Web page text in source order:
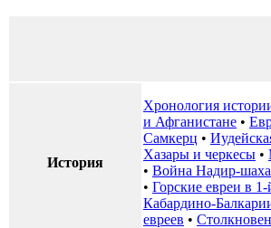
История
Хронология
и Афганистане •
Самкерц •
Хазары и черкесы •
• Война Надир-шаха
• Горские евреи в
Кабардино-
евреев •